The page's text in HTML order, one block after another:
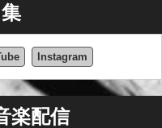
Instagram
楽配信